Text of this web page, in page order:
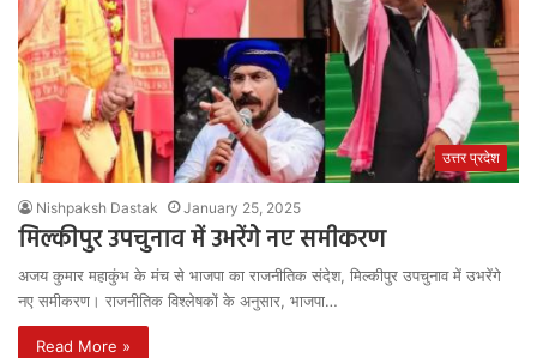
उत्तर प्रदेश
Nishpaksh Dastak January 25, 2025
मिल्कीपुर उपचुनाव में उभरेंगे नए समीकरण
अजय कुमार महाकुंभ के मंच से भाजपा का राजनीतिक संदेश, मिल्कीपुर उपचुनाव में उभरेंगे
नए समीकरण। राजनीतिक विश्लेषकों के अनुसार, भाजपा…
Read More »